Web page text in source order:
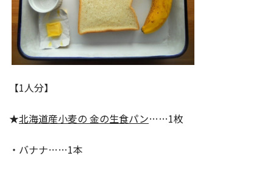
【1人分】
★北海道産小麦の 金の生食パン……1枚
・バナナ……1本